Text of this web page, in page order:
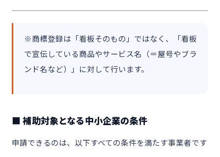
※商標登録は「看板そのもの」ではなく、「看板
で宣伝している商品やサービス名（＝屋号やブラ
ンド名など）」に対して行います。
■ 補助対象となる中小企業の条件
申請できるのは、以下すべての条件を満たす事業者です